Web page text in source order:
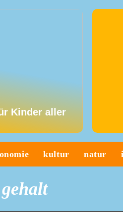
Kinder aller
kultur natur